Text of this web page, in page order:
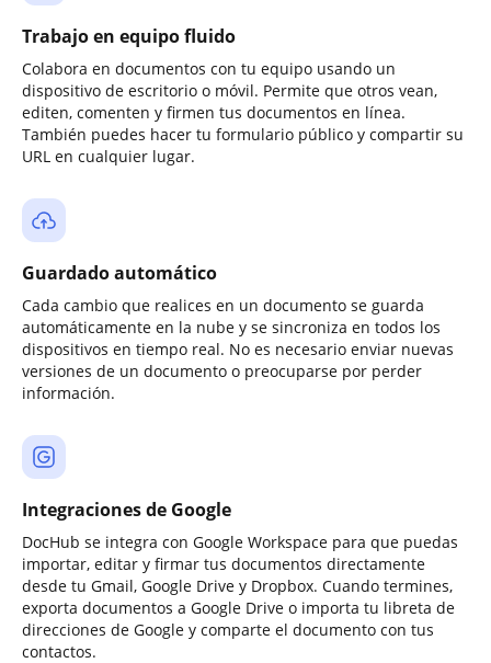
Trabajo en equipo fluido
Colabora en documentos con tu equipo usando un
dispositivo de escritorio o móvil. Permite que otros vean,
editen, comenten y firmen tus documentos en línea.
También puedes hacer tu formulario público y compartir su
URL en cualquier lugar.
Guardado automático
Cada cambio que realices en un documento se guarda
automáticamente en la nube y se sincroniza en todos los
dispositivos en tiempo real. No es necesario enviar nuevas
versiones de un documento o preocuparse por perder
información.
Integraciones de Google
DocHub se integra con Google Workspace para que puedas
importar, editar y firmar tus documentos directamente
desde tu Gmail, Google Drive y Dropbox. Cuando termines,
exporta documentos a Google Drive o importa tu libreta de
direcciones de Google y comparte el documento con tus
contactos.